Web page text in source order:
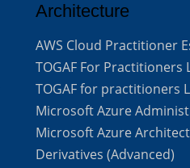
Architecture
AWS Cloud Practitioner
TOGAF For Practitioners
TOGAF for practitioners
Microsoft Azure
Microsoft Azure
Derivatives (Advanced)